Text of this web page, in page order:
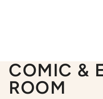
COMIC &
ROOM